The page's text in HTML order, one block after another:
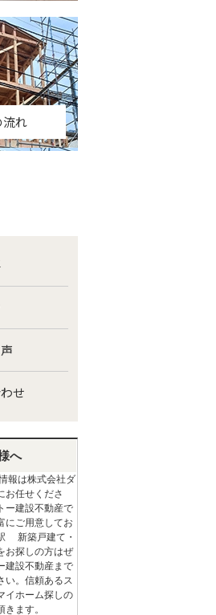
流れ
せ
へ
報は株式会社ダ
お任せくださ
ー建設不動産で
にご用意してお
新築戸建て・
お探しの方はぜ
建設不動産まで
い。信頼あるス
イホーム探しの
ます。